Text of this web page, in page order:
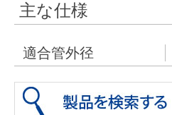
主な仕様
適合管外径